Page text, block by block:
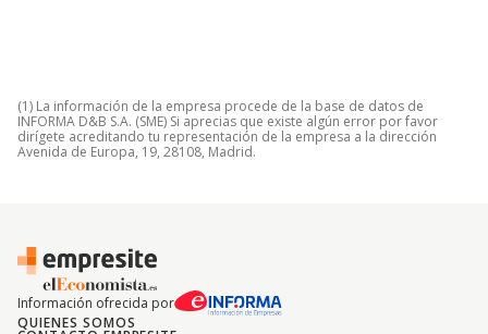
(1) La información de la empresa procede de la base de datos de
INFORMA D&B S.A. (SME) Si aprecias que existe algún error por favor
dirígete acreditando tu representación de la empresa a la dirección
Avenida de Europa, 19, 28108, Madrid.
Información ofrecida por
QUIENES SOMOS